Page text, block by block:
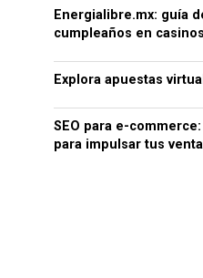
Energialibre.mx: guía
cumpleaños en casinos
Explora apuestas
SEO para e-
para impulsar tus